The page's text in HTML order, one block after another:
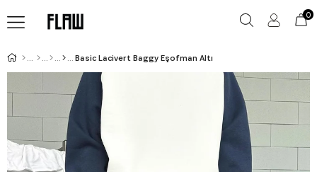
0
Basic Lacivert Baggy Eşofman Altı